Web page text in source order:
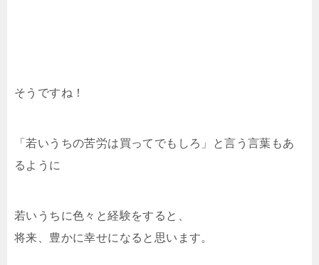
そうですね！
「若いうちの苦労は買ってでもしろ」と言う言葉もあ
るように
若いうちに色々と経験をすると、
将来、豊かに幸せになると思います。